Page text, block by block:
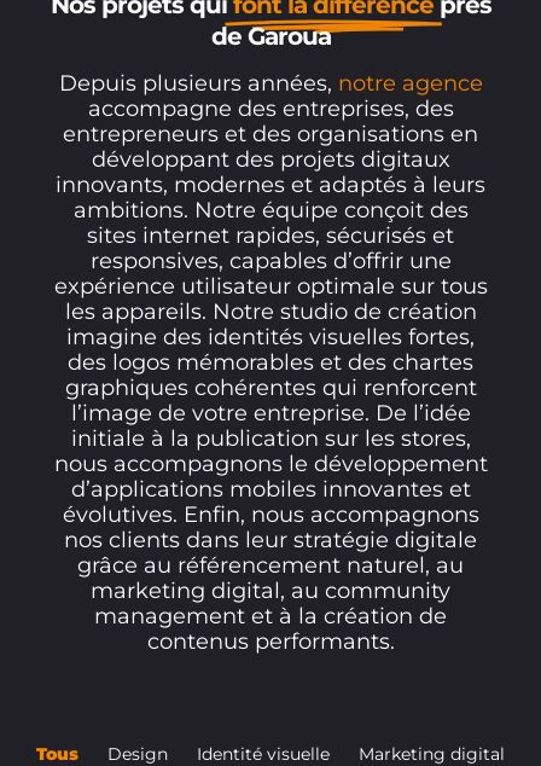
de Garoua
Depuis plusieurs années, notre agence
accompagne des entreprises, des
entrepreneurs et des organisations en
développant des projets digitaux
innovants, modernes et adaptés à leurs
ambitions. Notre équipe conçoit des
sites internet rapides, sécurisés et
responsives, capables d’offrir une
expérience utilisateur optimale sur tous
les appareils. Notre studio de création
imagine des identités visuelles fortes,
des logos mémorables et des chartes
graphiques cohérentes qui renforcent
l’image de votre entreprise. De l’idée
initiale à la publication sur les stores,
nous accompagnons le développement
d’applications mobiles innovantes et
évolutives. Enfin, nous accompagnons
nos clients dans leur stratégie digitale
grâce au référencement naturel, au
marketing digital, au community
management et à la création de
contenus performants.
Tous Design Identité visuelle
Marketing digital